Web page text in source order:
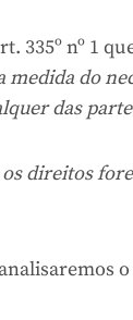
335º nº 1
medida do
das
os direitos